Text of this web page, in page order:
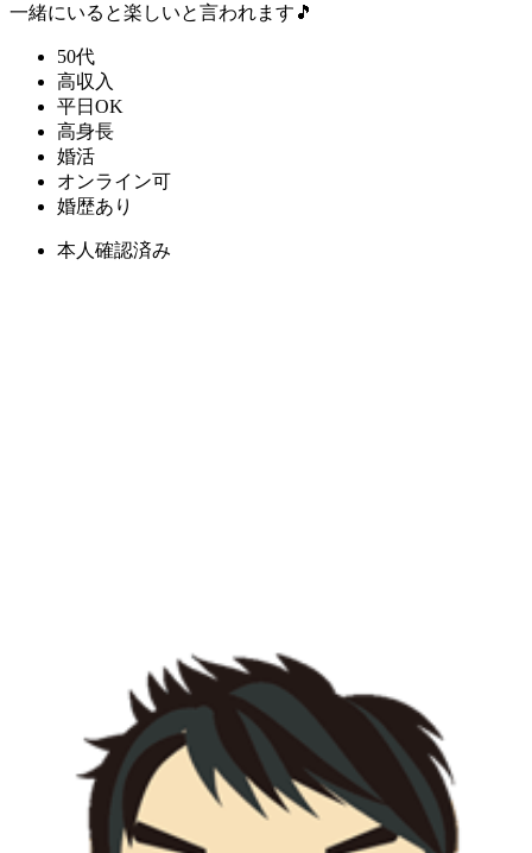
一緒にいると楽しいと言われます🎵
50代
高収入
平日OK
高身長
婚活
オンライン可
婚歴あり
本人確認済み